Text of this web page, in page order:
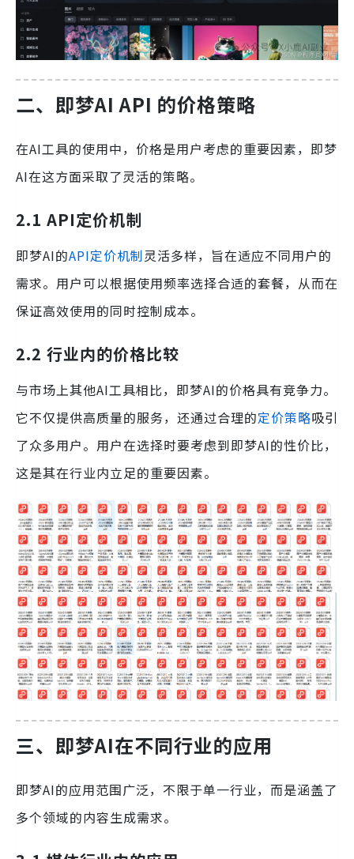
二、即梦AI API 的价格策略
在AI工具的使用中，价格是用户考虑的重要因素，即梦
AI在这方面采取了灵活的策略。
2.1 API定价机制
即梦AI的API定价机制灵活多样，旨在适应不同用户的
需求。用户可以根据使用频率选择合适的套餐，从而在
保证高效使用的同时控制成本。
2.2 行业内的价格比较
与市场上其他AI工具相比，即梦AI的价格具有竞争力。
它不仅提供高质量的服务，还通过合理的定价策略吸引
了众多用户。用户在选择时要考虑到即梦AI的性价比，
这是其在行业内立足的重要因素。
三、即梦AI在不同行业的应用
即梦AI的应用范围广泛，不限于单一行业，而是涵盖了
多个领域的内容生成需求。